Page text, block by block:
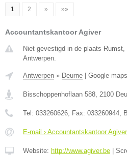
1 2 » »»
Accountantskantoor Agiver
Niet gevestigd in de plaats
Antwerpen.
Antwerpen » Deurne Google maps
Bisschoppenhoflaan 588, 2100
Tel: 033260626, Fax: 033260944,
E-mail › Accountantskantoor Agiver
Website: http://www.agiver.be